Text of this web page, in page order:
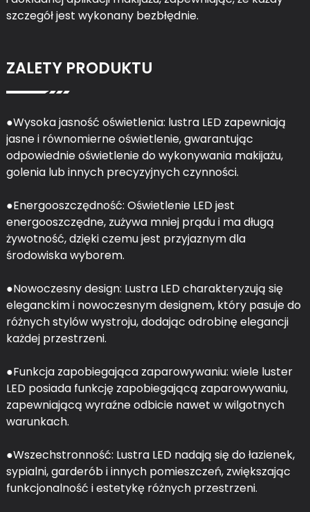
szczegół jest wykonany bezbłędnie.
ZALETY PRODUKTU
●Wysoka jasność oświetlenia: lustra LED zapewniają
jasne i równomierne oświetlenie, gwarantując
odpowiednie oświetlenie do wykonywania makijażu,
golenia lub innych precyzyjnych czynności.
●Energooszczędność: Oświetlenie LED jest
energooszczędne, zużywa mniej prądu i ma długą
żywotność, dzięki czemu jest przyjaznym dla
środowiska wyborem.
●Nowoczesny design: Lustra LED charakteryzują się
eleganckim i nowoczesnym designem, który pasuje do
różnych stylów wystroju, dodając odrobinę elegancji
każdej przestrzeni.
●Funkcja zapobiegająca zaparowywaniu: wiele luster
LED posiada funkcję zapobiegającą zaparowywaniu,
zapewniającą wyraźne odbicie nawet w wilgotnych
warunkach.
●Wszechstronność: Lustra LED nadają się do łazienek,
sypialni, garderób i innych pomieszczeń, zwiększając
funkcjonalność i estetykę różnych przestrzeni.